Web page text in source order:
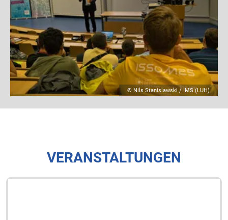
© Nils Stanislawski / IMS (LUH)
© Paula Wagner (RPTU)
VERANSTALTUNGEN